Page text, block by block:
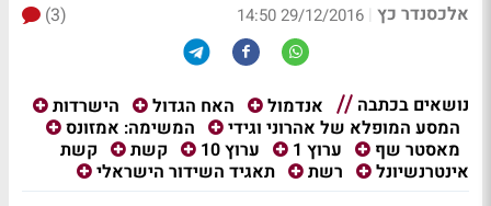
אלכסנדר כץ |
29/12/2016 14:50
(3)
נושאים בכתבה אנדמול האח הגדול
הישרדות
המסע המופלא של אהרוני וגידי
המשימה: אמזונס
מאסטר שף
ערוץ 1 ערוץ 10 קשת
קשת
אינטרנשיונל
רשת תאגיד השידור הישראלי